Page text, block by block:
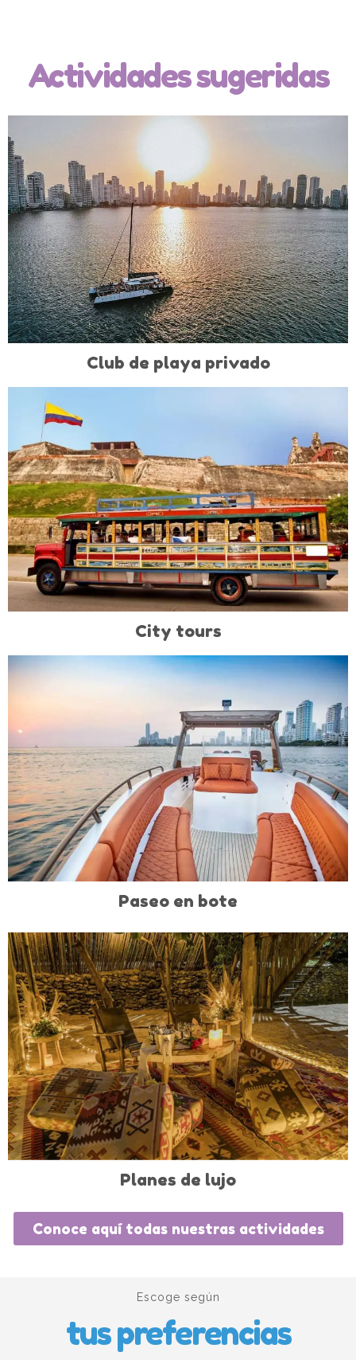
Actividades sugeridas
Club de playa privado
City tours
Paseo en bote
Planes de lujo
Conoce aquí todas nuestras actividades
Escoge según
tus preferencias